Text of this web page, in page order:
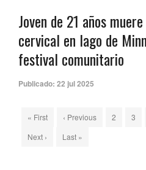
Joven de 21 años
cervical en lago de
festival comunitario
Publicado: 22 jul 2025
« First ‹ Previous 2 3
Next ›
Last »